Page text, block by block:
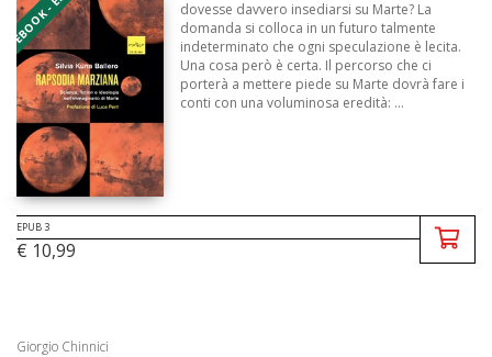
dovesse davvero insediarsi su Marte? La
domanda si colloca in un futuro talmente
indeterminato che ogni speculazione è lecita.
Una cosa però è certa. Il percorso che ci
porterà a mettere piede su Marte dovrà fare i
conti con una voluminosa eredità: ...
EPUB 3
€ 10,99
Giorgio Chinnici